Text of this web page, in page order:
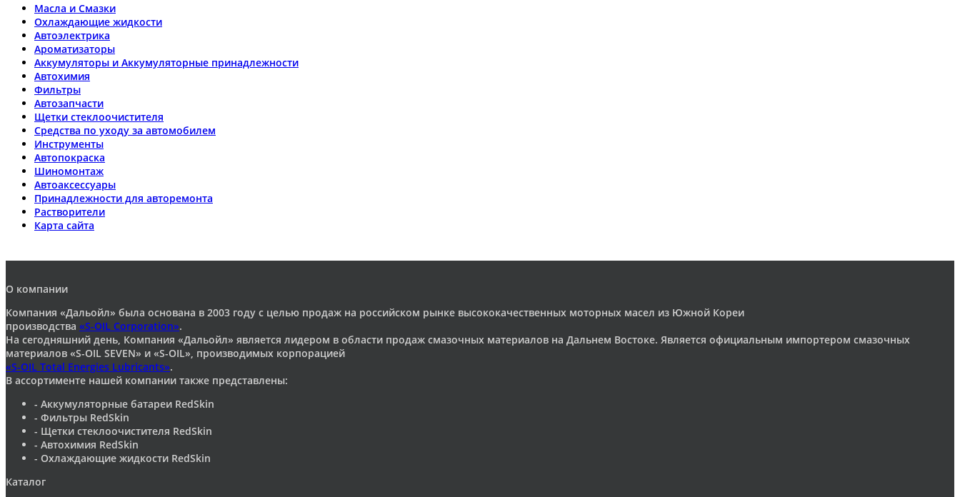
Масла и Смазки
Охлаждающие жидкости
Автоэлектрика
Ароматизаторы
Аккумуляторы и Аккумуляторные принадлежности
Автохимия
Фильтры
Автозапчасти
Щетки стеклоочистителя
Средства по уходу за автомобилем
Инструменты
Автопокраска
Шиномонтаж
Автоаксессуары
Принадлежности для авторемонта
Растворители
Карта сайта
О компании
Компания «Дальойл» была основана в 2003 году с целью продаж на российском рынке высококачественных моторных масел из Южной Кореи
производства «S-OIL Corporation».
На сегодняшний день, Компания «Дальойл» является лидером в области продаж смазочных материалов на Дальнем Востоке. Является официальным импортером смазочных
материалов «S-OIL SEVEN» и «S-OIL», производимых корпорацией
«S-OIL Total Energies Lubricants».
В ассортименте нашей компании также представлены:
- Аккумуляторные батареи RedSkin
- Фильтры RedSkin
- Щетки стеклоочистителя RedSkin
- Автохимия RedSkin
- Охлаждающие жидкости RedSkin
Каталог